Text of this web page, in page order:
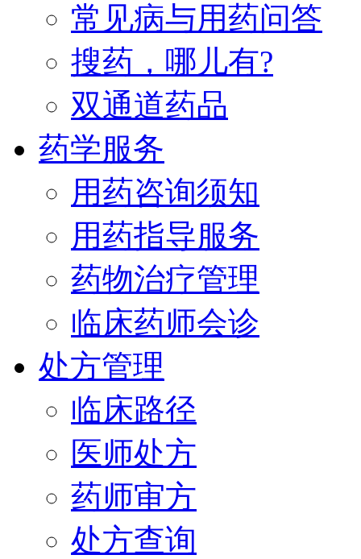
常见病与用药问答
搜药，哪儿有?
双通道药品
药学服务
用药咨询须知
用药指导服务
药物治疗管理
临床药师会诊
处方管理
临床路径
医师处方
药师审方
处方查询